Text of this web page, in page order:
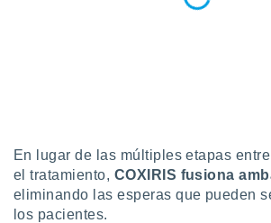
en
En lugar de las múltiples etapas
el tratamiento, COXIRIS fusiona
eliminando las esperas que pueden
los pacientes.